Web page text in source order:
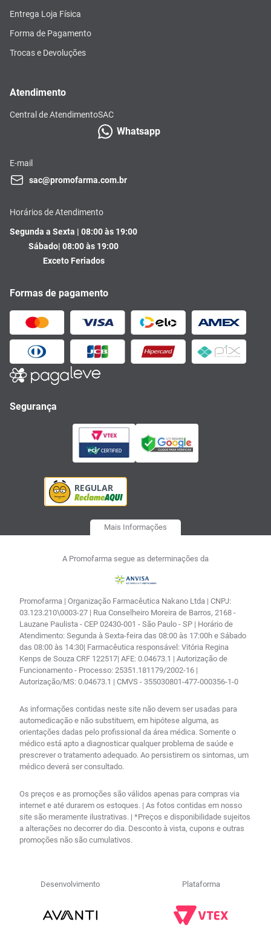
Entrega Loja Física
Forma de Pagamento
Trocas e Devoluções
Atendimento
Central de AtendimentoSAC
Whatsapp
E-mail
sac@promofarma.com.br
Horários de Atendimento
Segunda a Sexta | 08:00 às 19:00
Sábado| 08:00 às 19:00
Exceto Feriados
Formas de pagamento
Segurança
Mais Informações
A Promofarma segue as determinações da
Promofarma | Organização Farmacêutica Nakano Ltda | CNPJ:
03.123.210\0003-27 | Rua Conselheiro Moreira de Barros, 2168 -
Lauzane Paulista - CEP 02430-001 - São Paulo - SP | Horário de
Atendimento: Segunda à Sexta-feira das 08:00 às 17:00h e Sábado
das 08:00 às 14:30| Farmacêutica responsável: Vitória Regina
Kenps de Souza CRF 122517| AFE: 0.04673.1 | Autorização de
Funcionamento - Processo: 25351.181179/2002-16 |
Autorização/MS: 0.04673.1 | CMVS - 355030801-477-000356-1-0
As informações contidas neste site não devem ser usadas para
automedicação e não substituem, em hipótese alguma, as
orientações dadas pelo profissional da área médica. Somente o
médico está apto a diagnosticar qualquer problema de saúde e
prescrever o tratamento adequado. Ao persistirem os sintomas, um
médico deverá ser consultado.
Os preços e as promoções são válidos apenas para compras via
internet e até durarem os estoques. | As fotos contidas em nosso
site são meramente ilustrativas. | *Preços e disponibilidade sujeitos
a alterações no decorrer do dia. Desconto à vista, cupons e outras
promoções não são cumulativos.
Desenvolvimento Plataforma